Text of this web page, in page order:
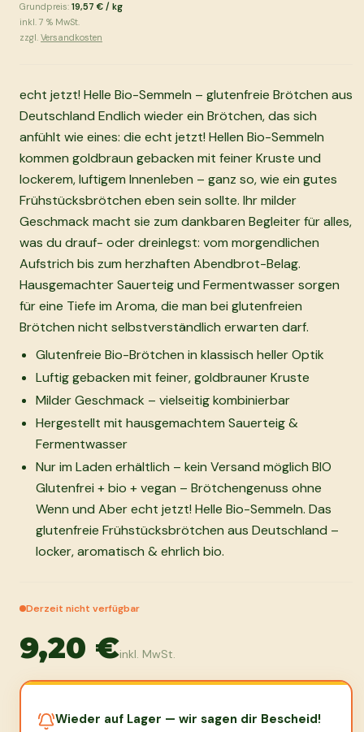
Grundpreis: 19,57 € / kg
inkl. 7 % MwSt.
zzgl. Versandkosten
echt jetzt! Helle Bio-Semmeln – glutenfreie Brötchen aus
Deutschland Endlich wieder ein Brötchen, das sich
anfühlt wie eines: die echt jetzt! Hellen Bio-Semmeln
kommen goldbraun gebacken mit feiner Kruste und
lockerem, luftigem Innenleben – ganz so, wie ein gutes
Frühstücksbrötchen eben sein sollte. Ihr milder
Geschmack macht sie zum dankbaren Begleiter für alles,
was du drauf- oder dreinlegst: vom morgendlichen
Aufstrich bis zum herzhaften Abendbrot-Belag.
Hausgemachter Sauerteig und Fermentwasser sorgen
für eine Tiefe im Aroma, die man bei glutenfreien
Brötchen nicht selbstverständlich erwarten darf.
Glutenfreie Bio-Brötchen in klassisch heller Optik
Luftig gebacken mit feiner, goldbrauner Kruste
Milder Geschmack – vielseitig kombinierbar
Hergestellt mit hausgemachtem Sauerteig &
Fermentwasser
Nur im Laden erhältlich – kein Versand möglich BIO
Glutenfrei + bio + vegan – Brötchengenuss ohne
Wenn und Aber echt jetzt! Helle Bio-Semmeln. Das
glutenfreie Frühstücksbrötchen aus Deutschland –
locker, aromatisch & ehrlich bio.
Derzeit nicht verfügbar
9,20 €inkl. MwSt.
Wieder auf Lager — wir sagen dir Bescheid!